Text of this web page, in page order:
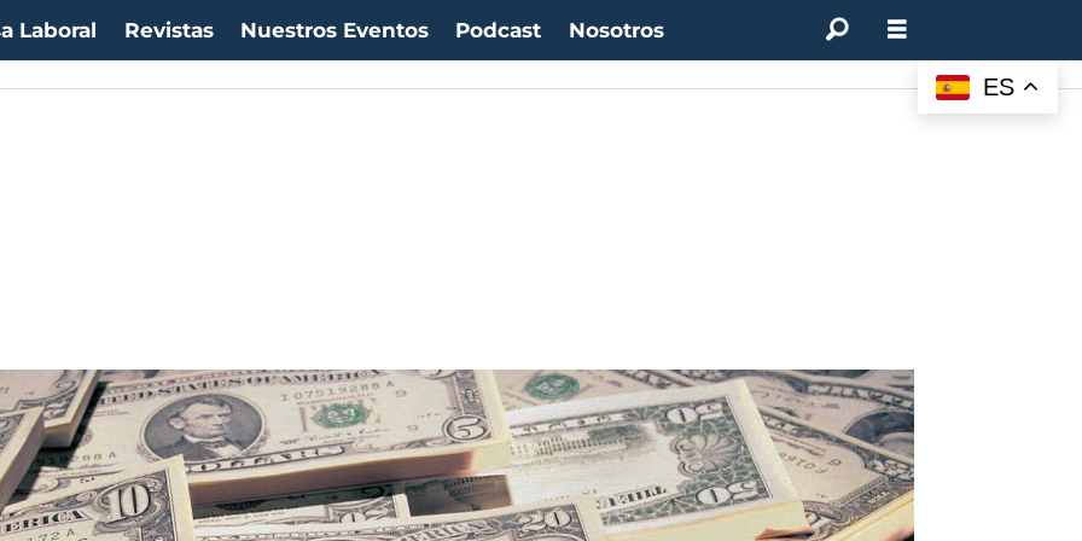
Laboral Revistas Nuestros Eventos Podcast Nosotros
ES